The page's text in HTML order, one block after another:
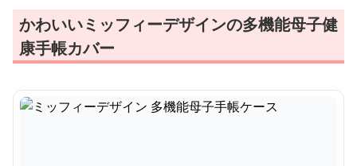
かわいいミッフィーデザインの多機能母子健
康手帳カバー